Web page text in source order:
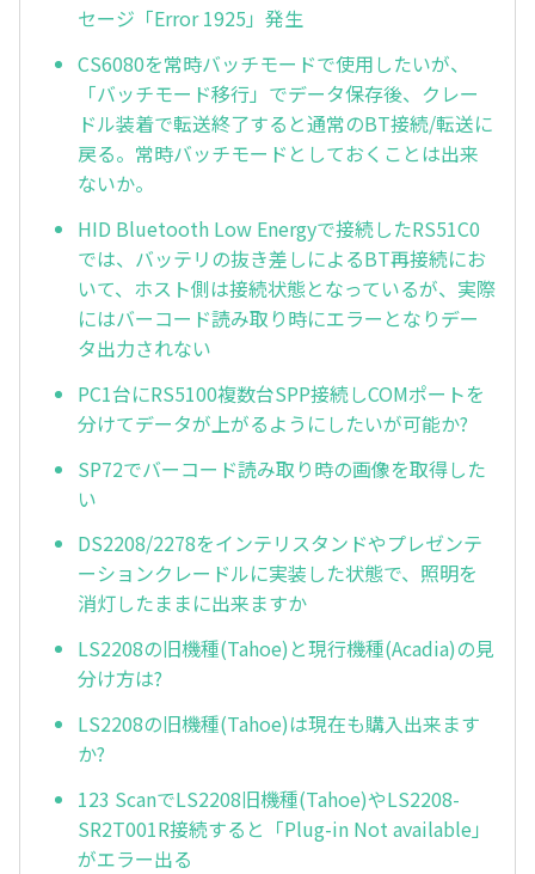
セージ「Error 1925」発生
CS6080を常時バッチモードで使用したいが、
「バッチモード移行」でデータ保存後、クレー
ドル装着で転送終了すると通常のBT接続/転送に
戻る。常時バッチモードとしておくことは出来
ないか。
HID Bluetooth Low Energyで接続したRS51C0
では、バッテリの抜き差しによるBT再接続にお
いて、ホスト側は接続状態となっているが、実際
にはバーコード読み取り時にエラーとなりデー
タ出力されない
PC1台にRS5100複数台SPP接続しCOMポートを
分けてデータが上がるようにしたいが可能か?
SP72でバーコード読み取り時の画像を取得した
い
DS2208/2278をインテリスタンドやプレゼンテ
ーションクレードルに実装した状態で、照明を
消灯したままに出来ますか
LS2208の旧機種(Tahoe)と現行機種(Acadia)の見
分け方は?
LS2208の旧機種(Tahoe)は現在も購入出来ます
か?
123 ScanでLS2208旧機種(Tahoe)やLS2208-
SR2T001R接続すると「Plug-in Not available」
がエラー出る